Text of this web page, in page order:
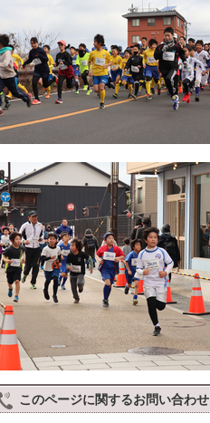
このページに関するお問い合わせ